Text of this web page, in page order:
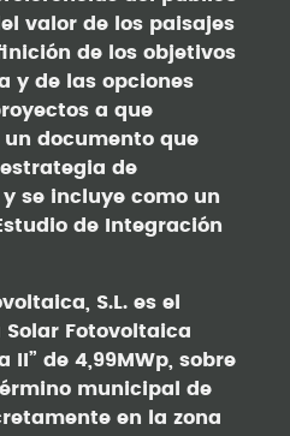
valor de los paisajes
de los objetivos
y de las opciones
a que
un documento que
de
se incluye como un
de Integración
S.L. es el
Fotovoltaica
II” de 4,99MWp, sobre
municipal de
en la zona